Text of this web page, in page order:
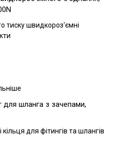
тиску швидкороз'ємні
для шланга з зачепами,
для фітингів та шлангів